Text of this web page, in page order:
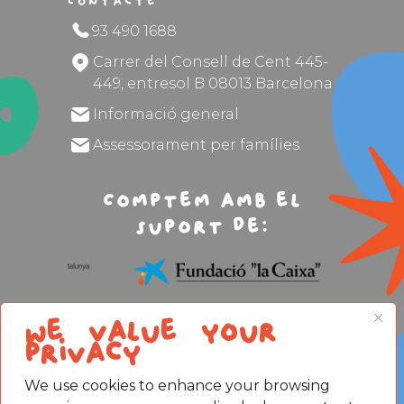
We value your
privacy
We use cookies to enhance your browsing
93 490 1688
Carrer del Consell de Cent 445-
449, entresol B 08013 Barcelona
Informació general
Assessorament per famílies
Comptem amb el
suport de:
Avís legal